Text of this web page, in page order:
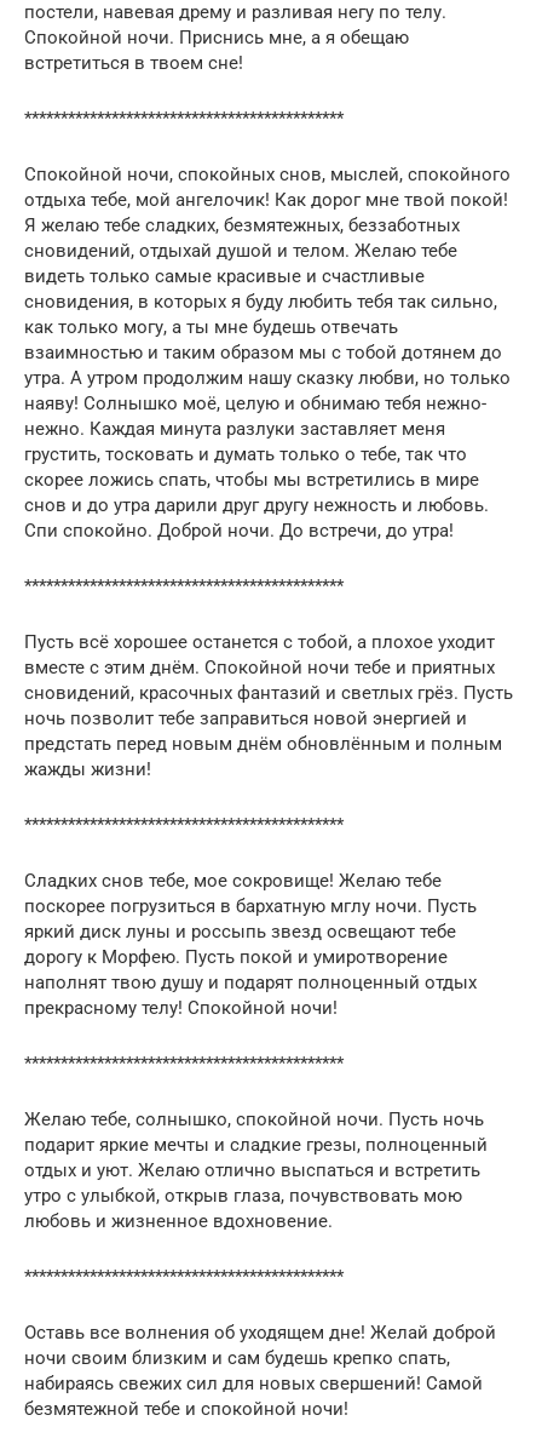
постели, навевая дрему и разливая негу по телу.
Спокойной ночи. Приснись мне, а я обещаю
встретиться в твоем сне!
********************************************
Спокойной ночи, спокойных снов, мыслей, спокойного
отдыха тебе, мой ангелочик! Как дорог мне твой покой!
Я желаю тебе сладких, безмятежных, беззаботных
сновидений, отдыхай душой и телом. Желаю тебе
видеть только самые красивые и счастливые
сновидения, в которых я буду любить тебя так сильно,
как только могу, а ты мне будешь отвечать
взаимностью и таким образом мы с тобой дотянем до
утра. А утром продолжим нашу сказку любви, но только
наяву! Солнышко моё, целую и обнимаю тебя нежно-
нежно. Каждая минута разлуки заставляет меня
грустить, тосковать и думать только о тебе, так что
скорее ложись спать, чтобы мы встретились в мире
снов и до утра дарили друг другу нежность и любовь.
Спи спокойно. Доброй ночи. До встречи, до утра!
********************************************
Пусть всё хорошее останется с тобой, а плохое уходит
вместе с этим днём. Спокойной ночи тебе и приятных
сновидений, красочных фантазий и светлых грёз. Пусть
ночь позволит тебе заправиться новой энергией и
предстать перед новым днём обновлённым и полным
жажды жизни!
********************************************
Сладких снов тебе, мое сокровище! Желаю тебе
поскорее погрузиться в бархатную мглу ночи. Пусть
яркий диск луны и россыпь звезд освещают тебе
дорогу к Морфею. Пусть покой и умиротворение
наполнят твою душу и подарят полноценный отдых
прекрасному телу! Спокойной ночи!
********************************************
Желаю тебе, солнышко, спокойной ночи. Пусть ночь
подарит яркие мечты и сладкие грезы, полноценный
отдых и уют. Желаю отлично выспаться и встретить
утро с улыбкой, открыв глаза, почувствовать мою
любовь и жизненное вдохновение.
********************************************
Оставь все волнения об уходящем дне! Желай доброй
ночи своим близким и сам будешь крепко спать,
набираясь свежих сил для новых свершений! Самой
безмятежной тебе и спокойной ночи!